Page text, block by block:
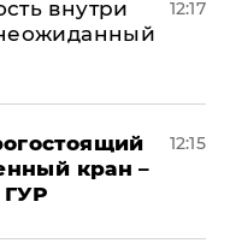
внутри
12:17
кран –
ГУР
12:15